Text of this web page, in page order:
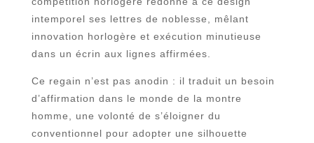
intemporel ses lettres de noblesse, mêlant
innovation horlogère et exécution minutieuse
dans un écrin aux lignes affirmées.
Ce regain n’est pas anodin : il traduit un besoin
d’affirmation dans le monde de la montre
homme, une volonté de s’éloigner du
conventionnel pour adopter une silhouette